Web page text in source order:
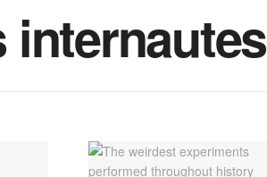
internautes